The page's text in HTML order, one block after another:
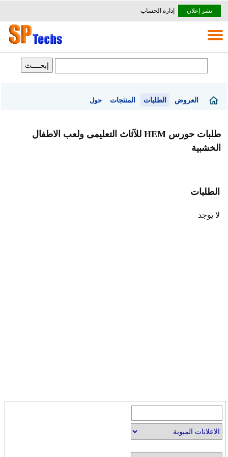
نشر إعلان إدارة الحساب
العروض الطلبات المنتجات حول
طلبات حورس HEM للآثاث التعليمى ولعب الاطفال
الخشبية
الطلبات
لا يوجد